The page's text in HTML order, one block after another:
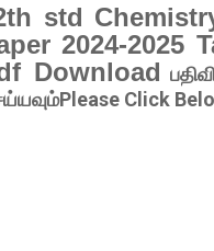
std
2024-2025
Download
Click